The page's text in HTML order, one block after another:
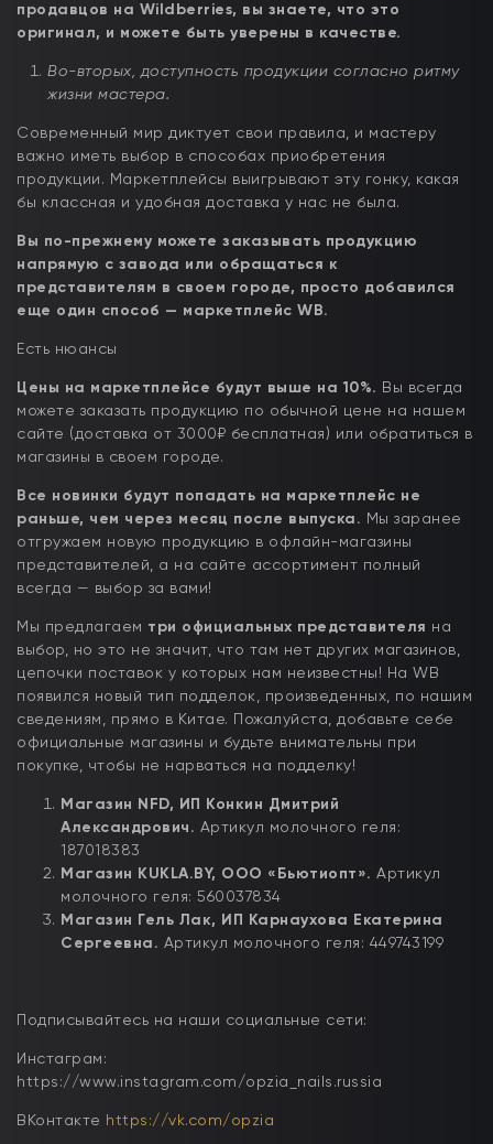
продавцов на Wildberries, вы знаете, что это
оригинал, и можете быть уверены в качестве.
Во-вторых, доступность продукции согласно ритму
жизни мастера.
Современный мир диктует свои правила, и мастеру
важно иметь выбор в способах приобретения
продукции. Маркетплейсы выигрывают эту гонку, какая
бы классная и удобная доставка у нас не была.
Вы по-прежнему можете заказывать продукцию
напрямую с завода или обращаться к
представителям в своем городе, просто добавился
еще один способ — маркетплейс WB.
Есть нюансы
Цены на маркетплейсе будут выше на 10%. Вы всегда
можете заказать продукцию по обычной цене на нашем
сайте (доставка от 3000₽ бесплатная) или обратиться в
магазины в своем городе.
Все новинки будут попадать на маркетплейс не
раньше, чем через месяц после выпуска. Мы заранее
отгружаем новую продукцию в офлайн-магазины
представителей, а на сайте ассортимент полный
всегда — выбор за вами!
Мы предлагаем три официальных представителя на
выбор, но это не значит, что там нет других магазинов,
цепочки поставок у которых нам неизвестны! На WB
появился новый тип подделок, произведенных, по нашим
сведениям, прямо в Китае. Пожалуйста, добавьте себе
официальные магазины и будьте внимательны при
покупке, чтобы не нарваться на подделку!
Магазин NFD, ИП Конкин Дмитрий
Александрович. Артикул молочного геля:
187018383
Магазин
KUKLA. BY, ООО «Бьютиопт». Артикул
молочного геля: 560037834
Магазин Гель Лак, ИП Карнаухова Екатерина
Сергеевна. Артикул молочного геля: 449743199
Подписывайтесь на наши социальные сети:
Инстаграм:
https://www.instagram.com/opzia_nails.russia
ВКонтакте https://vk.com/opzia